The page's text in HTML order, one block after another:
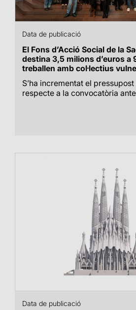
Data de publicació
El Fons d’Acció Social de la
destina 3,5 milions d’euros a
treballen amb col·lectius
S’ha incrementat el
respecte a la convocatòria
Data de publicació